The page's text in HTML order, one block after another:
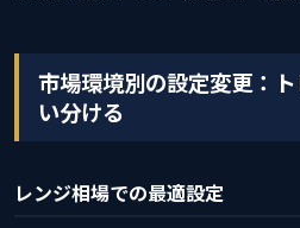
市場環境別の設定変更：
い分ける
レンジ相場での最適設定